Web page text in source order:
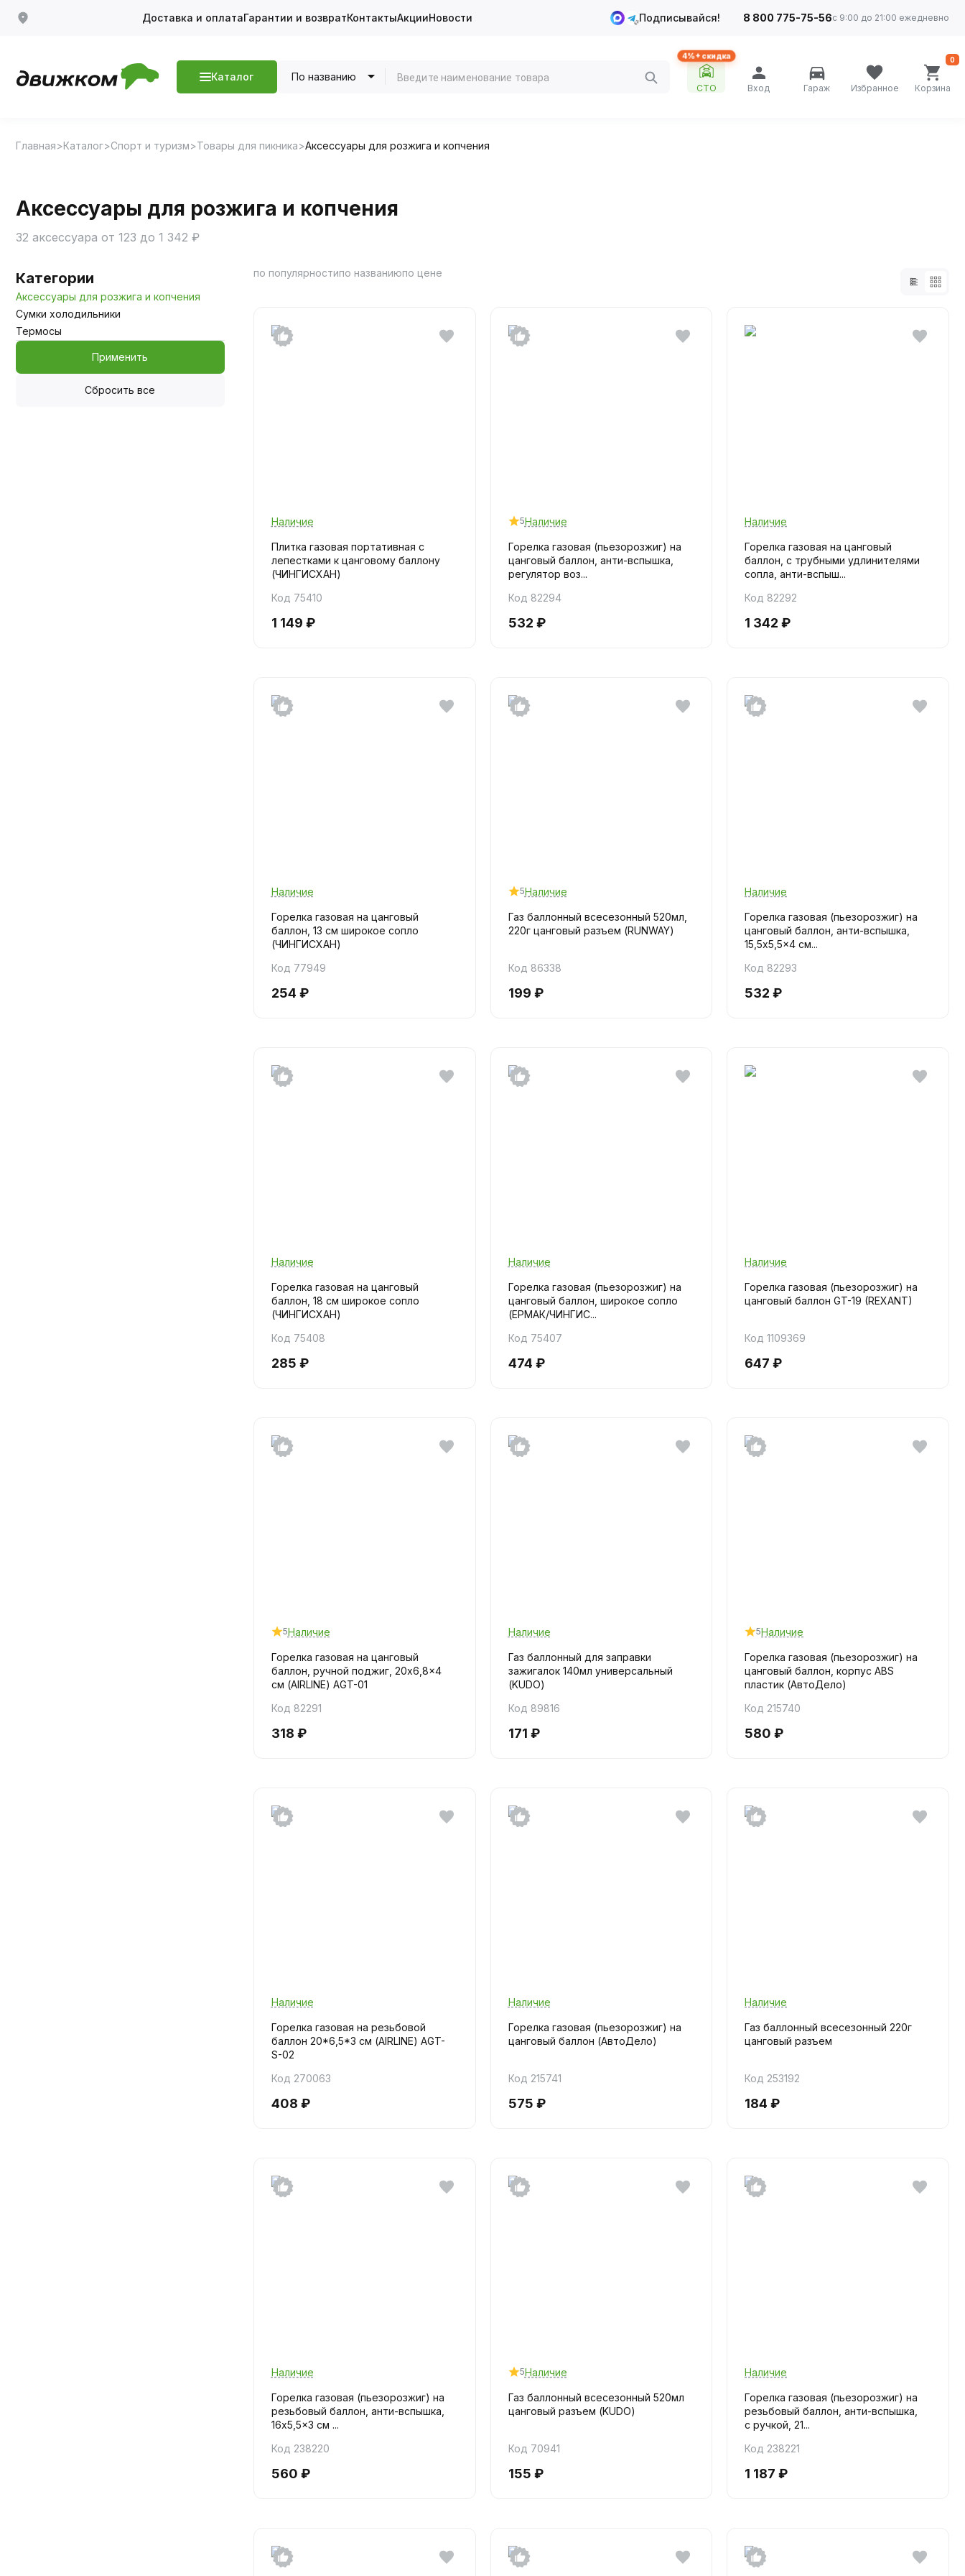
Доставка и оплатаГарантии и возвратКонтактыАкцииНовости Подписывайся! 8 800 775-75-56с 9:00 до 21:00 ежедневно
Каталог По названию
4%+ скидка
СТО Вход Гараж Избранное Корзина
0
Главная Каталог Спорт и туризм Товары для пикника Аксессуары для розжига и копчения
Аксессуары для розжига и копчения
32 аксессуара от 123 до 1 342 ₽
Категории
Аксессуары для розжига и копчения
Сумки холодильники
Термосы
Применить
Сбросить все
по популярностипо названиюпо цене
Наличие
Плитка газовая портативная с
лепестками к цанговому баллону
(ЧИНГИСХАН)
Код 75410
1 149 ₽
5Наличие
Горелка газовая (пьезорозжиг) на
цанговый баллон, анти-вспышка,
регулятор воз...
Код 82294
532 ₽
Наличие
Горелка газовая на цанговый
баллон, с трубными удлинителями
сопла, анти-вспыш...
Код 82292
1 342 ₽
Наличие
Горелка газовая на цанговый
баллон, 13 см широкое сопло
(ЧИНГИСХАН)
Код 77949
254 ₽
5Наличие
Газ баллонный всесезонный 520мл,
220г цанговый разъем (RUNWAY)
Код 86338
199 ₽
Наличие
Горелка газовая (пьезорозжиг) на
цанговый баллон, анти-вспышка,
15,5x5,5x4 см...
Код 82293
532 ₽
Наличие
Горелка газовая на цанговый
баллон, 18 см широкое сопло
(ЧИНГИСХАН)
Код 75408
285 ₽
Наличие
Горелка газовая (пьезорозжиг) на
цанговый баллон, широкое сопло
(ЕРМАК/ЧИНГИС...
Код 75407
474 ₽
Наличие
Горелка газовая (пьезорозжиг) на
цанговый баллон GT-19 (REXANT)
Код 1109369
647 ₽
5Наличие
Горелка газовая на цанговый
баллон, ручной поджиг, 20x6,8x4
см (AIRLINE) AGT-01
Код 82291
318 ₽
Наличие
Газ баллонный для заправки
зажигалок 140мл универсальный
(KUDO)
Код 89816
171 ₽
5Наличие
Горелка газовая (пьезорозжиг) на
цанговый баллон, корпус ABS
пластик (АвтоДело)
Код 215740
580 ₽
Наличие
Горелка газовая на резьбовой
баллон 20*6,5*3 см (AIRLINE) AGT-
S-02
Код 270063
408 ₽
Наличие
Горелка газовая (пьезорозжиг) на
цанговый баллон (АвтоДело)
Код 215741
575 ₽
Наличие
Газ баллонный всесезонный 220г
цанговый разъем
Код 253192
184 ₽
Наличие
Горелка газовая (пьезорозжиг) на
резьбовый баллон, анти-вспышка,
16x5,5x3 см ...
Код 238220
560 ₽
5Наличие
Газ баллонный всесезонный 520мл
цанговый разъем (KUDO)
Код 70941
155 ₽
Наличие
Горелка газовая (пьезорозжиг) на
резьбовый баллон, анти-вспышка,
с ручкой, 21...
Код 238221
1 187 ₽